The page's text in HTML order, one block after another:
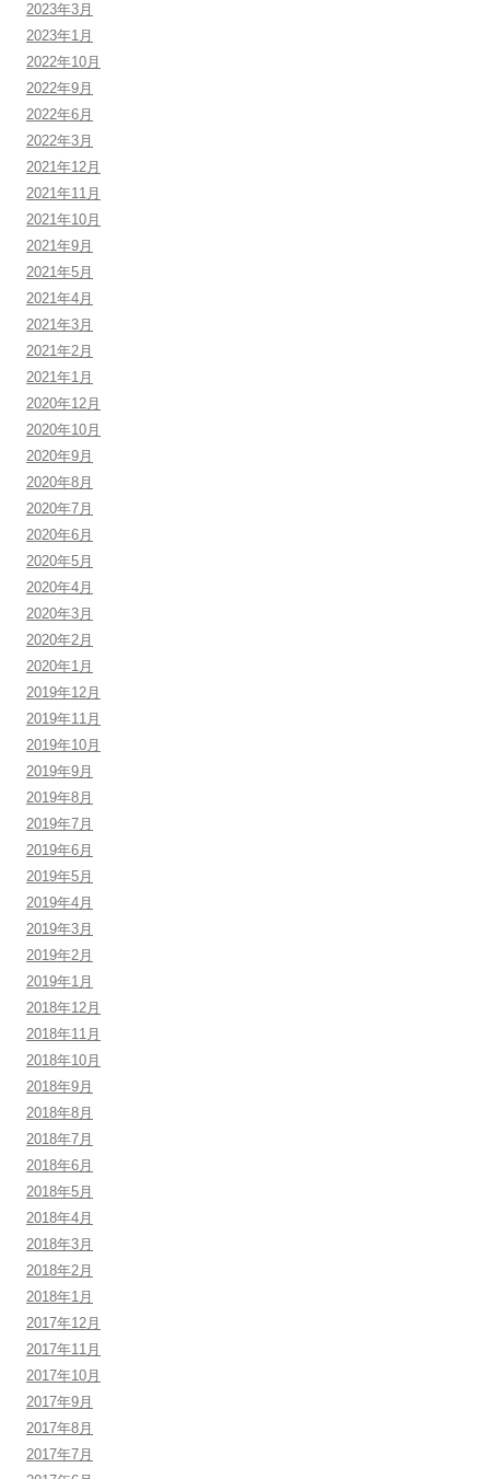
2023年3月
2023年1月
2022年10月
2022年9月
2022年6月
2022年3月
2021年12月
2021年11月
2021年10月
2021年9月
2021年5月
2021年4月
2021年3月
2021年2月
2021年1月
2020年12月
2020年10月
2020年9月
2020年8月
2020年7月
2020年6月
2020年5月
2020年4月
2020年3月
2020年2月
2020年1月
2019年12月
2019年11月
2019年10月
2019年9月
2019年8月
2019年7月
2019年6月
2019年5月
2019年4月
2019年3月
2019年2月
2019年1月
2018年12月
2018年11月
2018年10月
2018年9月
2018年8月
2018年7月
2018年6月
2018年5月
2018年4月
2018年3月
2018年2月
2018年1月
2017年12月
2017年11月
2017年10月
2017年9月
2017年8月
2017年7月